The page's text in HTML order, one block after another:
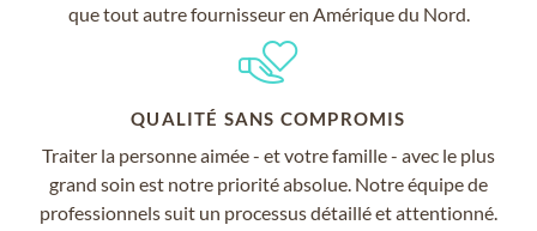
que tout autre fournisseur en Amérique du Nord.
QUALITÉ SANS COMPROMIS
Traiter la personne aimée - et votre famille - avec le plus
grand soin est notre priorité absolue. Notre équipe de
professionnels suit un processus détaillé et attentionné.